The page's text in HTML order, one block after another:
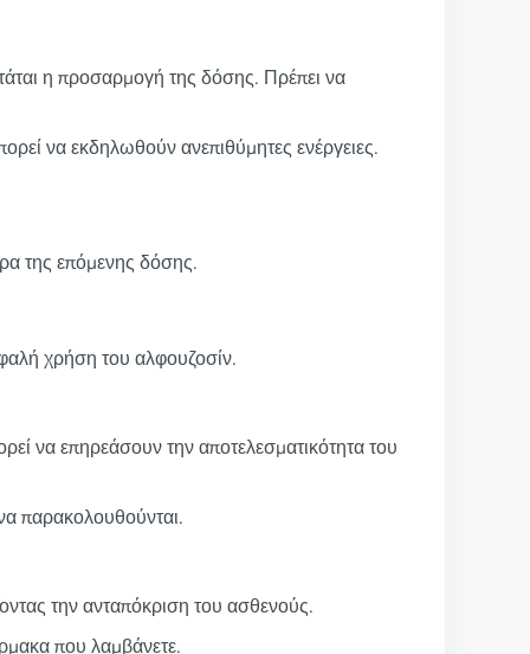
η προσαρμογή της δόσης. Πρέπει να
να εκδηλωθούν ανεπιθύμητες ενέργειες.
της επόμενης δόσης.
χρήση του αλφουζοσίν.
να επηρεάσουν την αποτελεσματικότητα του
παρακολουθούνται.
την ανταπόκριση του ασθενούς.
που λαμβάνετε.